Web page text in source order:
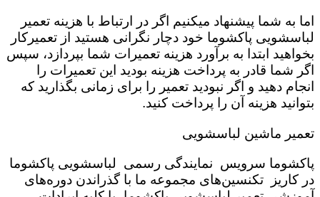
اما به شما پیشنهاد میکنیم اگر در ارتباط با هزینه تعمیر
لباسشویی پاکشوما خود دچار نگرانی هستید از تعمیرکار
بخواهید ابتدا به برآورد هزینه تعمیرات شما بپردازد، سپس
اگر شما قادر به پرداخت هزینه بودید این تعمیرات را
انجام دهید و اگر نبودید تعمیر را برای زمانی بگذارید که
بتوانید هزینه آن را پرداخت کنید.
تعمیر ماشین لباسشویی
پاکشوما سرویس نمایندگی رسمی لباسشویی پاکشوما
در کاریز تکنسین‌های مجموعه ما با گذراندن دوره‌های